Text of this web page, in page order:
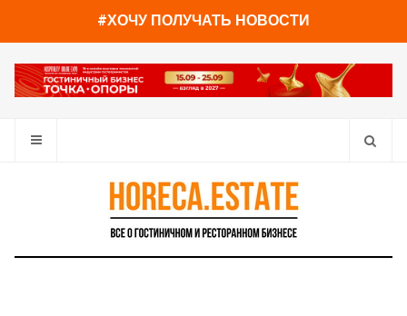
#ХОЧУ ПОЛУЧАТЬ НОВОСТИ